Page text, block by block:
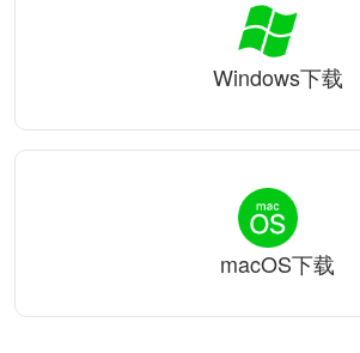
Windows下载
macOS下载